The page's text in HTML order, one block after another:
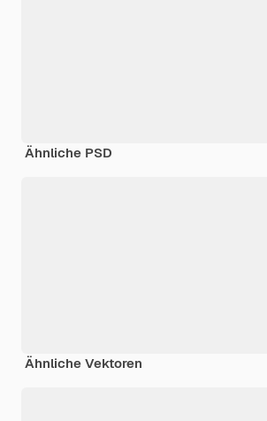
Ähnliche PSD
Ähnliche Vektoren